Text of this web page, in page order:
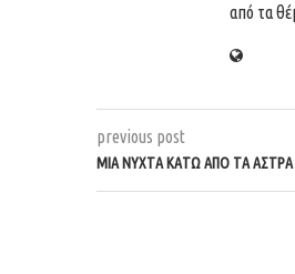
από τα
previous post
ΜΙΑ ΝΥΧΤΑ ΚΑΤΩ ΑΠΟ ΤΑ ΑΣΤΡΑ